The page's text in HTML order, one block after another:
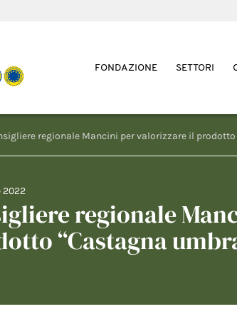
FONDAZIONE SETTORI
regionale Mancini per valorizzare il
2022
regionale
“Castagna